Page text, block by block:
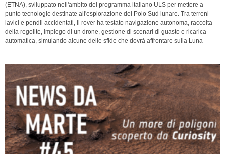
(ETNA), sviluppato nell'ambito del programma italiano ULS per mettere a
punto tecnologie destinate all'esplorazione del Polo Sud lunare. Tra terreni
lavici e pendii accidentati, il rover ha testato navigazione autonoma, raccolta
della regolite, impiego di un drone, gestione di scenari di guasto e ricarica
automatica, simulando alcune delle sfide che dovrà affrontare sulla Luna